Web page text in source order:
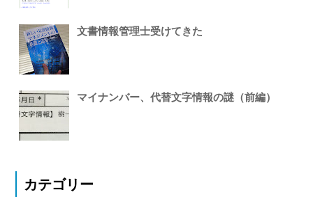
文書情報管理士受けてきた
マイナンバー、代替文字情報の謎（前編）
カテゴリー